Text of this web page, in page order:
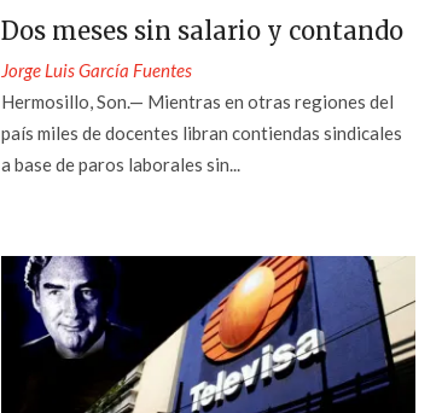
Dos meses sin salario y contando
Jorge Luis García Fuentes
Hermosillo, Son.— Mientras en otras regiones del
país miles de docentes libran contiendas sindicales
a base de paros laborales sin...